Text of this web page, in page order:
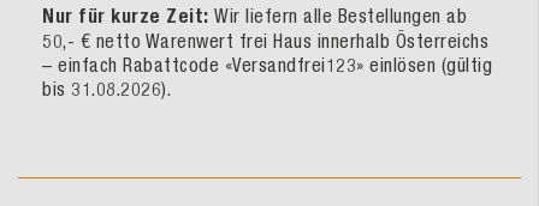
Nur für kurze Zeit: Wir liefern alle Bestellungen ab
50,- € netto Warenwert frei Haus innerhalb Österreichs
– einfach Rabattcode «Versandfrei123» einlösen (gültig
bis 31.08.2026).